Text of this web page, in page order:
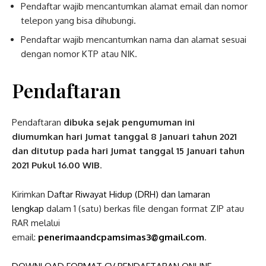
Pendaftar wajib mencantumkan alamat email dan nomor
telepon yang bisa dihubungi.
Pendaftar wajib mencantumkan nama dan alamat sesuai
dengan nomor KTP atau NIK.
Pendaftaran
Pendaftaran dibuka sejak pengumuman ini
diumumkan hari Jumat tanggal 8 Januari tahun 2021
dan ditutup pada hari Jumat tanggal 15 Januari tahun
2021 Pukul 16.00 WIB.
Kirimkan Daftar Riwayat Hidup (DRH) dan lamaran
lengkap dalam 1 (satu) berkas file dengan format ZIP atau
RAR melalui
email: penerimaandcpamsimas3@gmail.com.